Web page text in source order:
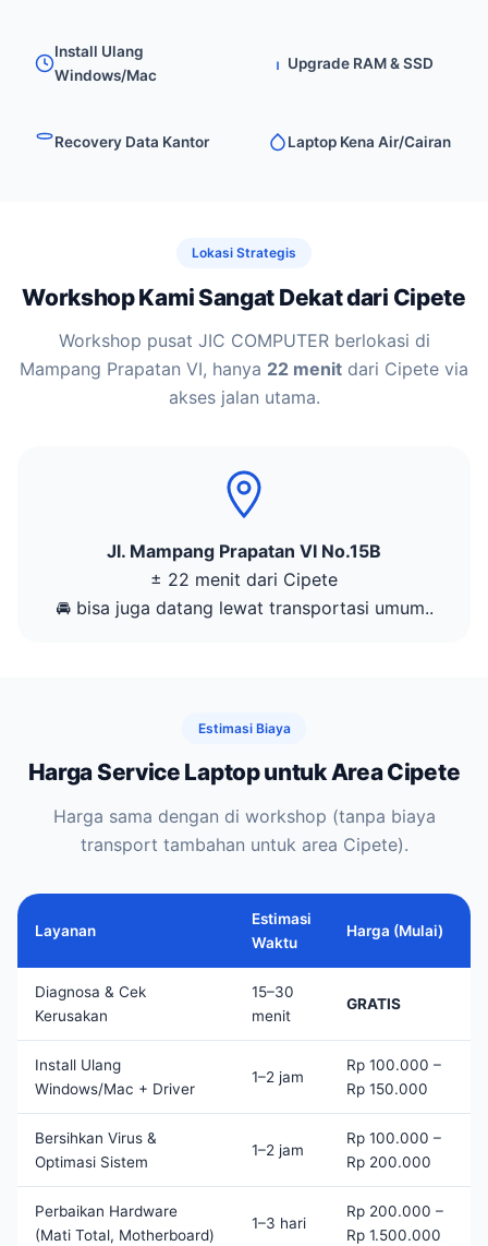
Install Ulang
Windows/Mac
Upgrade RAM & SSD
Recovery Data Kantor Laptop Kena Air/Cairan
Lokasi Strategis
Workshop Kami Sangat Dekat dari Cipete
Workshop pusat JIC COMPUTER berlokasi di
Mampang Prapatan VI, hanya 22 menit dari Cipete via
akses jalan utama.
Jl. Mampang Prapatan VI No.15B
± 22 menit dari Cipete
🚘 bisa juga datang lewat transportasi umum..
Estimasi Biaya
Harga Service Laptop untuk Area Cipete
Harga sama dengan di workshop (tanpa biaya
transport tambahan untuk area Cipete).
Layanan
Estimasi
Waktu
Harga (Mulai)
Diagnosa & Cek
Kerusakan
15–30
menit
GRATIS
Install Ulang
Windows/Mac + Driver
1–2 jam
Rp 100.000 –
Rp 150.000
Bersihkan Virus &
Optimasi Sistem
1–2 jam
Rp 100.000 –
Rp 200.000
Perbaikan Hardware
(Mati Total, Motherboard)
1–3 hari
Rp 200.000 –
Rp 1.500.000